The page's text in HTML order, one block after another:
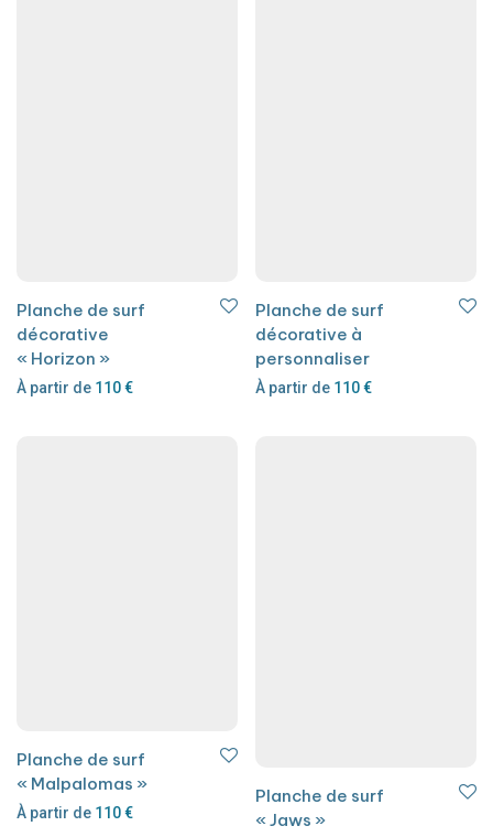
Planche de surf
décorative
« Horizon »
À partir de 110€
Planche de surf
décorative à
personnaliser
À partir de 110€
Planche de surf
« Malpalomas »
À partir de 110€
Planche de surf
« Jaws »